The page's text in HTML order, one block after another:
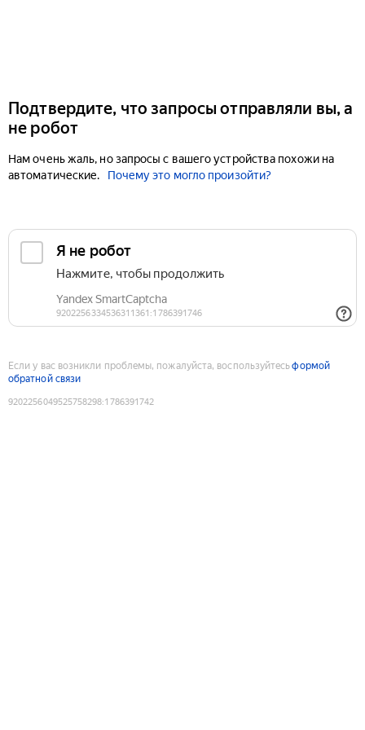
Подтвердите, что запросы отправляли вы, а
не робот
Нам очень жаль, но запросы с вашего устройства похожи на
автоматические.
Почему это могло произойти?
Если у вас возникли проблемы, пожалуйста, воспользуйтесьформой
обратной связи
9202256049525758298:1786391742